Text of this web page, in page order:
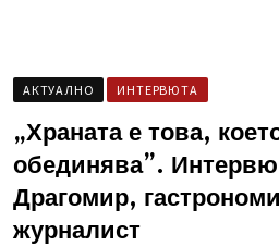
AКТУАЛНО ИНТЕРВЮТА
„Храната е това,
обединява”.
Драгомир,
журналист